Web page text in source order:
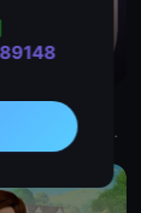
转 第二季
本节目是首部同时得到澳大利亚电影局和新南威尔士电影局扶持的中澳联合出品动画纪录片。以短番的形式重述百余年里，发